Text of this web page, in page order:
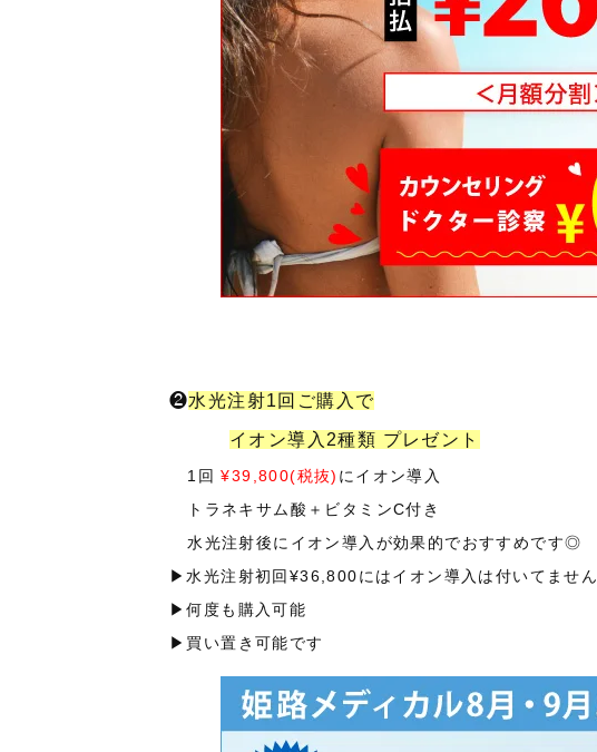
❷水光注射1回ご購入で
イオン導入2種類 プレゼント
1回 ¥39,800(税抜) にイオン導入
トラネキサム酸＋ビタミンC付き
水光注射後にイオン導入が効果的でおすすめです◎
▶︎水光注射初回¥36,800にはイオン導入は付いてません
▶︎何度も購入可能
▶︎買い置き可能です